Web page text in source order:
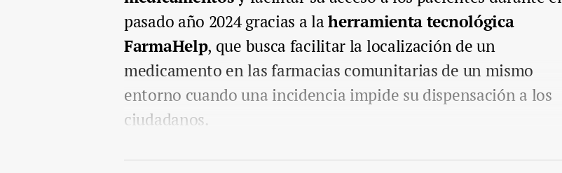
pasado año 2024 gracias a laherramienta tecnológica
FarmaHelp, que busca facilitar la localización de un
medicamento en las farmacias comunitarias de un mismo
entorno cuando una incidencia impide su dispensación a los
ciudadanos.